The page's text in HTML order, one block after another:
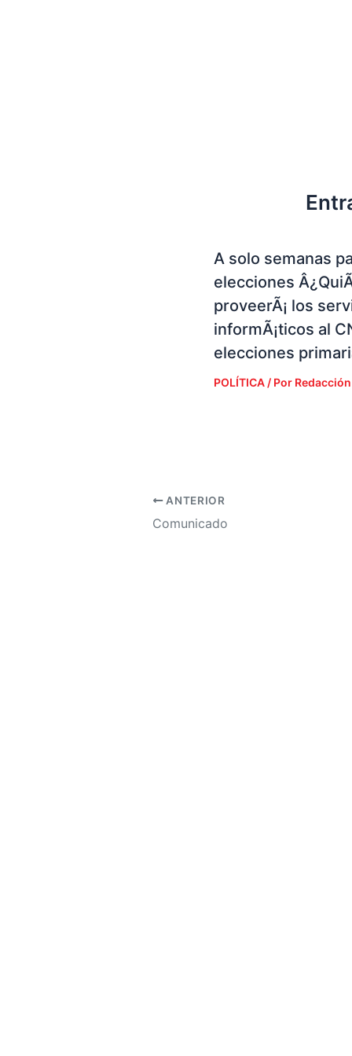
A solo semanas
elecciones
proveerÃ¡ los
informÃ¡ticos al
elecciones
POLÍTICA / Por Redacción
ANTERIOR
Comunicado